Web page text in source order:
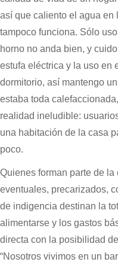
así que caliento el agua en
tampoco funciona. Sólo
horno no anda bien, y
estufa eléctrica y la uso en
dormitorio, así mantengo
estaba toda
realidad ineludible:
una habitación de la casa
poco.
Quienes forman parte de
eventuales, precarizados,
de indigencia destinan la
alimentarse y los gastos
directa con la posibilidad
“Nosotros vivimos en un